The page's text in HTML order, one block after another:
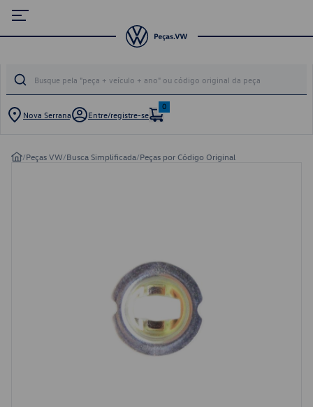
Nova Serrana Entre/registre-se
0
/Peças VW/Busca Simplificada/Peças por Código Original